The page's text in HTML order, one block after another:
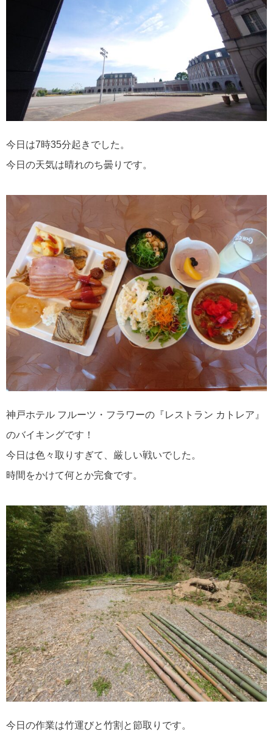
今日は7時35分起きでした。
今日の天気は晴れのち曇りです。
神戸ホテル フルーツ・フラワーの『レストラン カトレア』
のバイキングです！
今日は色々取りすぎて、厳しい戦いでした。
時間をかけて何とか完食です。
今日の作業は竹運びと竹割と節取りです。